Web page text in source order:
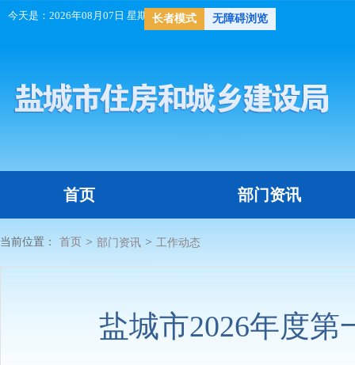
长者模式 无障碍浏览
今天是： 2026年08月07日 星期五 天气：
首页 部门资讯
当前位置： 首页 > 部门资讯 > 工作动态
盐城市2026年度